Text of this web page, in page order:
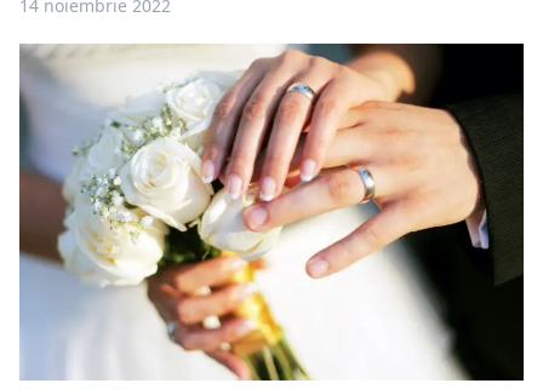
14 noiembrie 2022